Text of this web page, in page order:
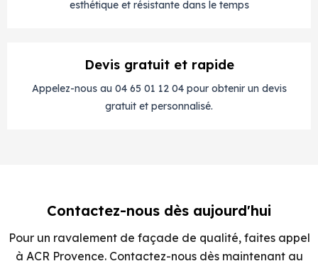
esthétique et résistante dans le temps
Devis gratuit et rapide
Appelez-nous au 04 65 01 12 04 pour obtenir un devis
gratuit et personnalisé.
Contactez-nous dès aujourd'hui
Pour un ravalement de façade de qualité, faites appel
à ACR Provence. Contactez-nous dès maintenant au